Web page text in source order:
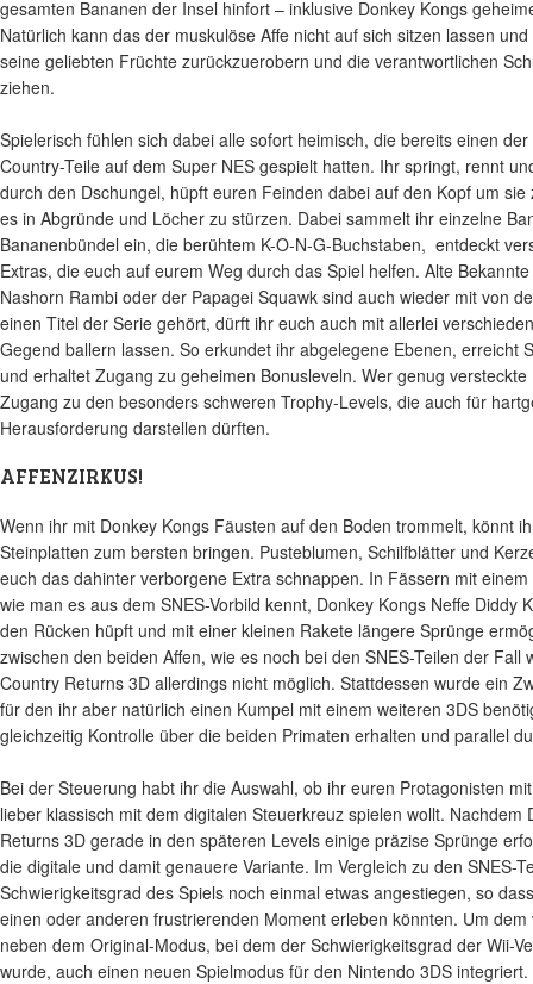
gesamten Bananen der Insel hinfort – inklusive Donkey Kongs
Natürlich kann das der muskulöse Affe nicht auf sich sitzen lassen
seine geliebten Früchte zurückzuerobern und die verantwortlichen
ziehen.
Spielerisch fühlen sich dabei alle sofort heimisch, die bereits einen
Country-Teile auf dem Super NES gespielt hatten. Ihr springt, rennt
durch den Dschungel, hüpft euren Feinden dabei auf den Kopf um
es in Abgründe und Löcher zu stürzen. Dabei sammelt ihr einzelne
Bananenbündel ein, die berühtem K-O-N-G-Buchstaben, entdeckt
Extras, die euch auf eurem Weg durch das Spiel helfen. Alte
Nashorn Rambi oder der Papagei Squawk sind auch wieder mit von
einen Titel der Serie gehört, dürft ihr euch auch mit allerlei
Gegend ballern lassen. So erkundet ihr abgelegene Ebenen, erreicht
und erhaltet Zugang zu geheimen Bonusleveln. Wer genug
Zugang zu den besonders schweren Trophy-Levels, die auch für
Herausforderung darstellen dürften.
AFFENZIRKUS!
Wenn ihr mit Donkey Kongs Fäusten auf den Boden trommelt, könnt
Steinplatten zum bersten bringen. Pusteblumen, Schilfblätter und
euch das dahinter verborgene Extra schnappen. In Fässern mit
wie man es aus dem SNES-Vorbild kennt, Donkey Kongs Neffe Diddy
den Rücken hüpft und mit einer kleinen Rakete längere Sprünge
zwischen den beiden Affen, wie es noch bei den SNES-Teilen der Fall
Country Returns 3D allerdings nicht möglich. Stattdessen wurde ein
für den ihr aber natürlich einen Kumpel mit einem weiteren 3DS
gleichzeitig Kontrolle über die beiden Primaten erhalten und parallel
Bei der Steuerung habt ihr die Auswahl, ob ihr euren Protagonisten
lieber klassisch mit dem digitalen Steuerkreuz spielen wollt. Nachdem
Returns 3D gerade in den späteren Levels einige präzise Sprünge
die digitale und damit genauere Variante. Im Vergleich zu den SNES-
Schwierigkeitsgrad des Spiels noch einmal etwas angestiegen, so
einen oder anderen frustrierenden Moment erleben könnten. Um
neben dem Original-Modus, bei dem der Schwierigkeitsgrad der Wii-
wurde, auch einen neuen Spielmodus für den Nintendo 3DS